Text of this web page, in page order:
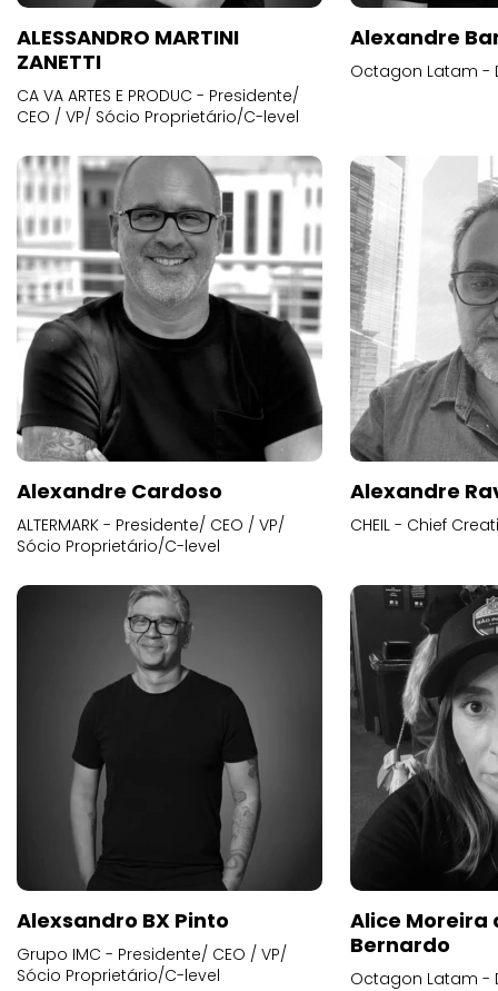
ALESSANDRO MARTINI
ZANETTI
CA VA ARTES E PRODUC - Presidente/
CEO / VP/ Sócio Proprietário/C-level
Alexandre
Octagon Latam -
Alexandre Cardoso
ALTERMARK - Presidente/ CEO / VP/
Sócio Proprietário/C-level
Alexandre
CHEIL - Chief
Alexsandro BX Pinto
Grupo IMC - Presidente/ CEO / VP/
Sócio Proprietário/C-level
Alice
Bernardo
Octagon Latam -